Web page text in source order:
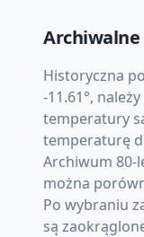
Archiwalne
Historyczna
-11.61°,
temperatury
temperaturę
Archiwum 80-
można
Po wybraniu
są